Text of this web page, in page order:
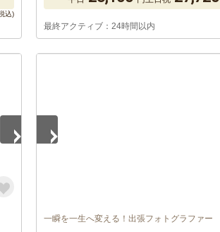
最終アクティブ：24時間以内
一瞬を一生へ変える！出張フォトグラファー